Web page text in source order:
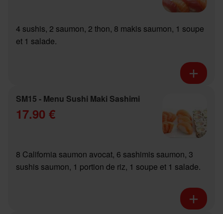
4 sushis, 2 saumon, 2 thon, 8 makis saumon, 1 soupe
et 1 salade.
SM15 - Menu Sushi Maki Sashimi
17.90 €
8 California saumon avocat, 6 sashimis saumon, 3
sushis saumon, 1 portion de riz, 1 soupe et 1 salade.